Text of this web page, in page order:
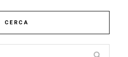
CERCA